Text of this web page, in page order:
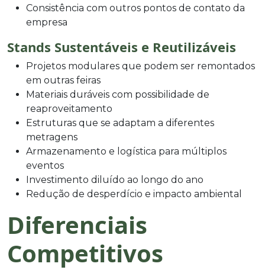
Consistência com outros pontos de contato da
empresa
Stands Sustentáveis e Reutilizáveis
Projetos modulares que podem ser remontados
em outras feiras
Materiais duráveis com possibilidade de
reaproveitamento
Estruturas que se adaptam a diferentes
metragens
Armazenamento e logística para múltiplos
eventos
Investimento diluído ao longo do ano
Redução de desperdício e impacto ambiental
Diferenciais
Competitivos